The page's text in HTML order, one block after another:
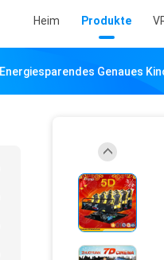
Heim Produkte
Energiesparendes Genaues